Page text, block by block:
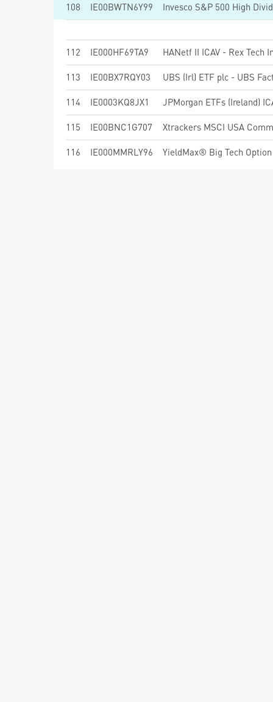
108 IE00BWTN6Y99
112 IE000HF69TA9
113 IE00BX7RQY03
114 IE0003KQ8JX1
115 IE00BNC1G707
116 IE000MMRLY96 YieldMax® Big Tech